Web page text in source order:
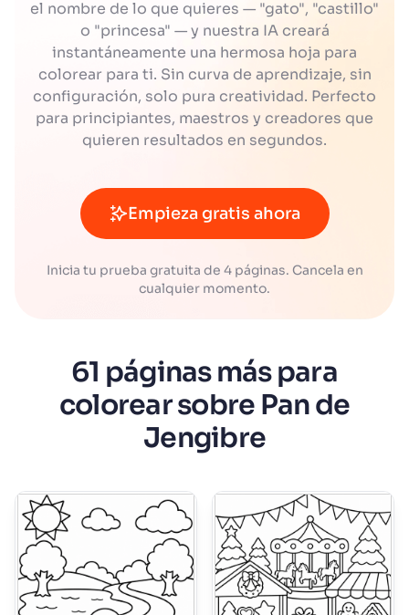
el nombre de lo que quieres — "gato", "castillo"
o "princesa" — y nuestra IA creará
instantáneamente una hermosa hoja para
colorear para ti. Sin curva de aprendizaje, sin
configuración, solo pura creatividad. Perfecto
para principiantes, maestros y creadores que
quieren resultados en segundos.
Empieza gratis ahora
Inicia tu prueba gratuita de 4 páginas. Cancela en
cualquier momento.
61 páginas más para
colorear sobre Pan de
Jengibre